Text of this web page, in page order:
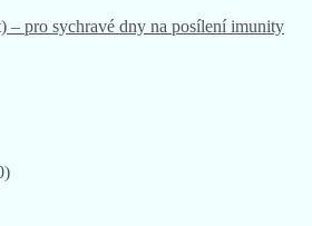
– pro sychravé dny na posílení imunity